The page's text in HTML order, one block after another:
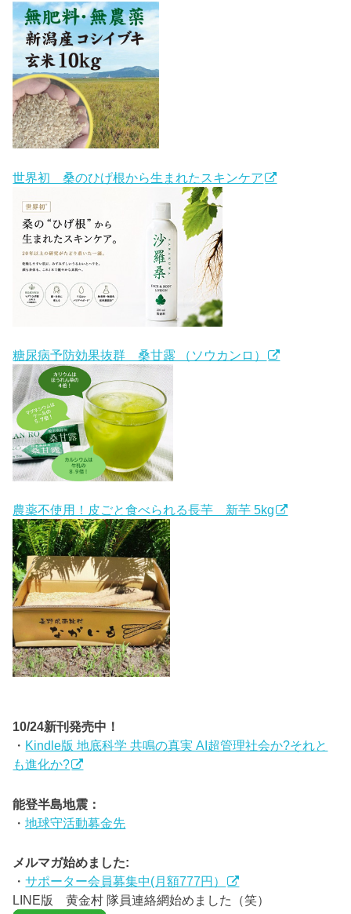
世界初 桑のひげ根から生まれたスキンケア
糖尿病予防効果抜群 桑甘露 （ソウカンロ）
農薬不使用！皮ごと食べられる長芋 新芋 5kg
10/24新刊発売中！
・ Kindle版 地底科学 共鳴の真実 AI超管理社会か?それと
も進化か?
能登半島地震：
・地球守活動募金先
メルマガ始めました:
・サポーター会員募集中(月額777円）
LINE版 黄金村 隊員連絡網始めました（笑）